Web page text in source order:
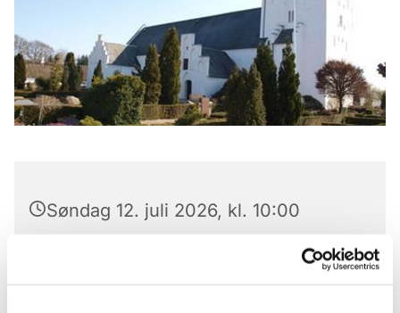
Søndag 12. juli 2026, kl. 10:00
Store Tåstrup Kirke, Tåstrupvej 50,
4370 Store Merløse